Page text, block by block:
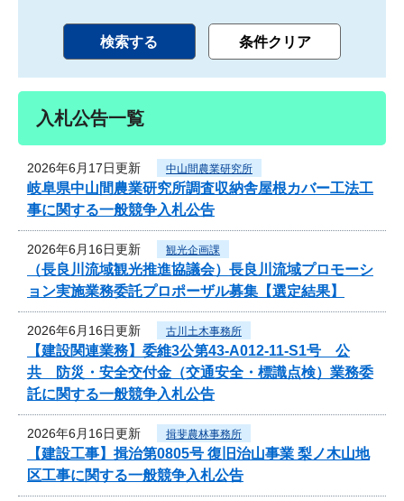
入札公告一覧
2026年6月17日更新 中山間農業研究所
岐阜県中山間農業研究所調査収納舎屋根カバー工法工
事に関する一般競争入札公告
2026年6月16日更新 観光企画課
（長良川流域観光推進協議会）長良川流域プロモーシ
ョン実施業務委託プロポーザル募集【選定結果】
2026年6月16日更新 古川土木事務所
【建設関連業務】委維3公第43-A012-11-S1号 公
共 防災・安全交付金（交通安全・標識点検）業務委
託に関する一般競争入札公告
2026年6月16日更新 揖斐農林事務所
【建設工事】揖治第0805号 復旧治山事業 梨ノ木山地
区工事に関する一般競争入札公告